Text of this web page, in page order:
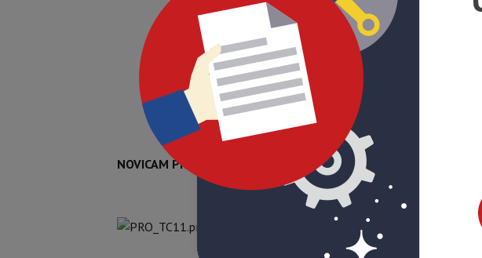
Чувствительность: 0.01 люкс (цвет),
Оптический ИК-фильтр;
HD-разрешение 720p с 25 к/с;
Мегапиксельный объектив 2.8 мм;
Питание 12V DC 250 мА (ИК вкл.).
NOVICAM PR
Особенности:
Тип: HD-TVI видеокамера;
Прогрессивная матрица
Чувствительность: 0.01 Люкс (0 Люкс